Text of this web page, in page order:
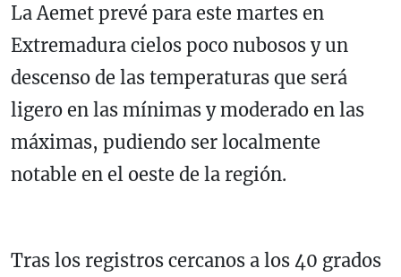
La Aemet prevé para este martes en
Extremadura cielos poco nubosos y un
descenso de las temperaturas que será
ligero en las mínimas y moderado en las
máximas, pudiendo ser localmente
notable en el oeste de la región.
Tras los registros cercanos a los 40 grados